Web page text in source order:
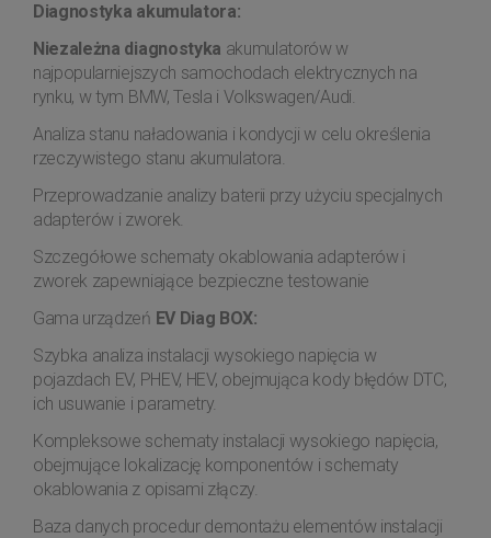
Diagnostyka akumulatora:
Niezależna diagnostyka akumulatorów w
najpopularniejszych samochodach elektrycznych na
rynku, w tym BMW, Tesla i Volkswagen/Audi.
Analiza stanu naładowania i kondycji w celu określenia
rzeczywistego stanu akumulatora.
Przeprowadzanie analizy baterii przy użyciu specjalnych
adapterów i zworek.
Szczegółowe schematy okablowania adapterów i
zworek zapewniające bezpieczne testowanie
Gama urządzeń EV Diag BOX:
Szybka analiza instalacji wysokiego napięcia w
pojazdach EV, PHEV, HEV, obejmująca kody błędów DTC,
ich usuwanie i parametry.
Kompleksowe schematy instalacji wysokiego napięcia,
obejmujące lokalizację komponentów i schematy
okablowania z opisami złączy.
Baza danych procedur demontażu elementów instalacji